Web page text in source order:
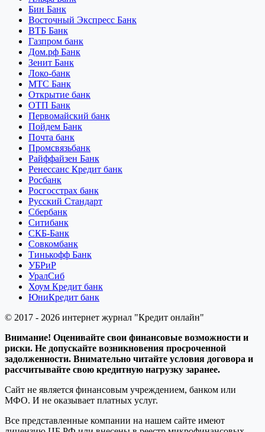
Бин Банк
Восточный Экспресс Банк
ВТБ Банк
Газпром банк
Дом.рф Банк
Зенит Банк
Локо-банк
МТС Банк
Открытие банк
ОТП Банк
Первомайский банк
Пойдем Банк
Почта банк
Промсвязьбанк
Райффайзен Банк
Ренессанс Кредит банк
Росбанк
Росгосстрах банк
Русский Стандарт
Сбербанк
Ситибанк
СКБ-Банк
Совкомбанк
Тинькофф Банк
УБРиР
УралСиб
Хоум Кредит банк
ЮниКредит банк
© 2017 - 2026 интернет журнал "Кредит онлайн"
Внимание! Оценивайте свои финансовые возможности и
риски. Не допускайте возникновения просроченной
задолженности. Внимательно читайте условия договора и
рассчитывайте свою кредитную нагрузку заранее.
Сайт не является финансовым учреждением, банком или
МФО. И не оказывает платных услуг.
Все представленные компании на нашем сайте имеют